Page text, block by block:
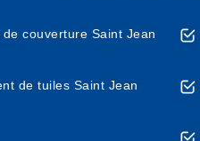
couverture Saint Jean
de tuiles Saint Jean